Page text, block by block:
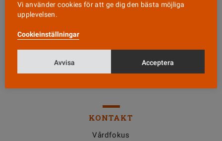
Tipsa oss!
KONTAKT
Vårdfokus
Vi använder cookies för att ge dig den bästa möjliga
upplevelsen.
Cookieinställningar
Avvisa Acceptera